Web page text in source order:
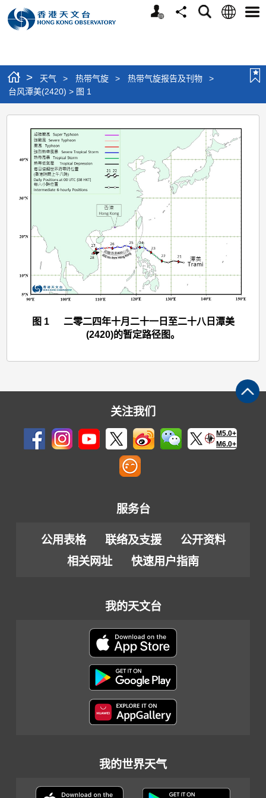
个
分
搜
语
选
> 天气 > 热带气旋 > 热带气旋报告及刊物
>
台风潭美(2420) > 图 1
台
潭
(2420)
图
图 1 二零二四年十月二十一日至二十八日潭美
(2420)的暂定路径图。
关注我们
M5.0+
M6.0+
服务台
公用表格 联络及支援
公开资料
相关网址
快速用户指南
我的天文台
我的世界天气